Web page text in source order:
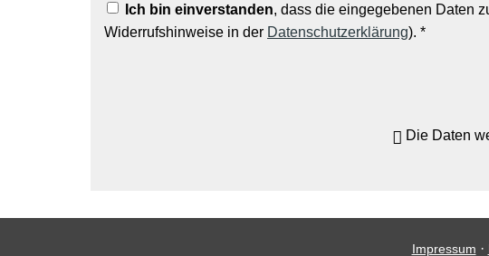
Ich bin einverstanden, dass die eingegebenen Daten
Widerrufshinweise in der Datenschutzerklärung). *
Die Daten
Impressum ·